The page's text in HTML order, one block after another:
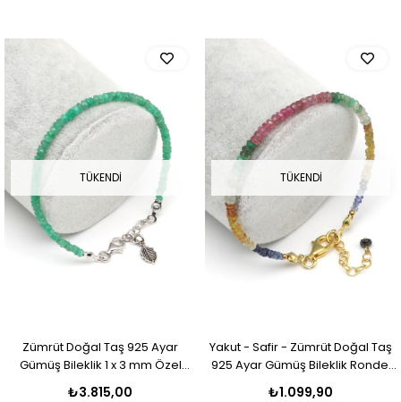
TÜKENDI
Zümrüt Doğal Taş 925 Ayar
Gümüş Bileklik 1 x 3 mm Özel
Kesim - BLK-2122
₺3.815,00
TÜKENDI
Yakut - Safir - Zümrüt Doğal Taş
925 Ayar Gümüş Bileklik Rondel
Kesim - BLK-2027
₺1.099,90